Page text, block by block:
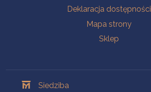
Deklaracja dostępności
Mapa strony
Sklep
Siedziba